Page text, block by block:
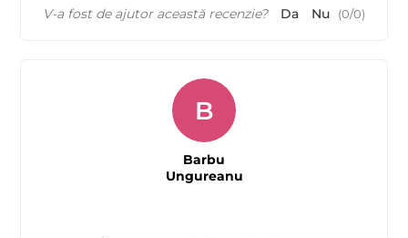
V-a fost de ajutor această recenzie? Da Nu (0/0)
B
Barbu
Ungureanu